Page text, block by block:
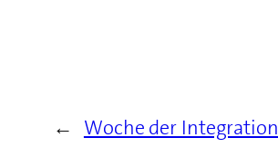
← Woche der Integration